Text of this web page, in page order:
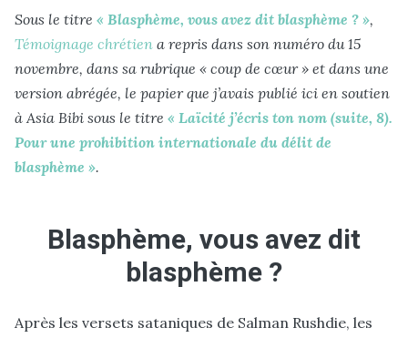
Sous le titre « Blasphème, vous avez dit blasphème ? »,
Témoignage chrétien a repris dans son numéro du 15
novembre, dans sa rubrique « coup de cœur » et dans une
version abrégée, le papier que j’avais publié ici en soutien
à Asia Bibi sous le titre « Laïcité j’écris ton nom (suite, 8).
Pour une prohibition internationale du délit de
blasphème ».
Blasphème, vous avez dit
blasphème ?
Après les versets sataniques de Salman Rushdie, les